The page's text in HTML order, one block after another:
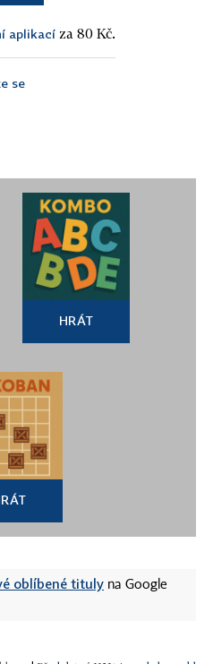
aplikací za 80 Kč.
se
HRÁT
oblíbené tituly na Google